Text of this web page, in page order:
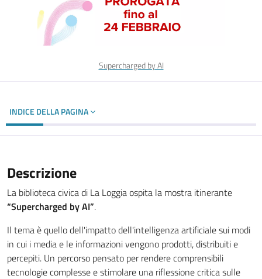
Supercharged by AI
INDICE DELLA PAGINA
Descrizione
La biblioteca civica di La Loggia ospita la mostra itinerante
“Supercharged by AI”.
Il tema è quello dell'impatto dell'intelligenza artificiale sui modi
in cui i media e le informazioni vengono prodotti, distribuiti e
percepiti. Un percorso pensato per rendere comprensibili
tecnologie complesse e stimolare una riflessione critica sulle